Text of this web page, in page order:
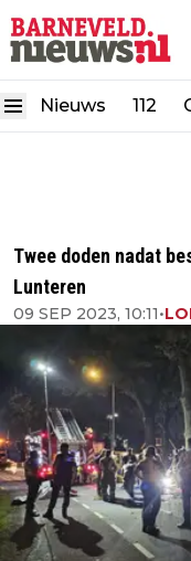
Nieuws 112
Twee doden nadat
Lunteren
09 SEP 2023, 10:11•